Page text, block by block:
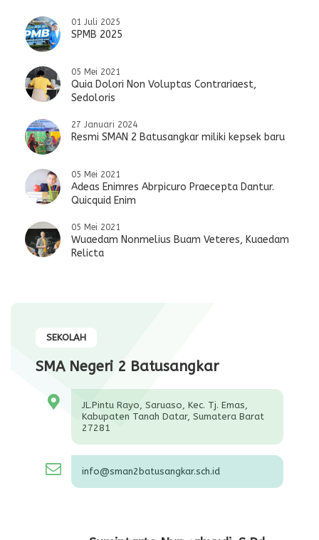
01 Juli 2025
SPMB 2025
05 Mei 2021
Quia Dolori Non Voluptas Contrariaest,
Sedoloris
27 Januari 2024
Resmi SMAN 2 Batusangkar miliki kepsek baru
05 Mei 2021
Adeas Enimres Abrpicuro Praecepta Dantur.
Quicquid Enim
05 Mei 2021
Wuaedam Nonmelius Buam Veteres, Kuaedam
Relicta
SEKOLAH
SMA Negeri 2 Batusangkar
JL.Pintu Rayo, Saruaso, Kec. Tj. Emas,
Kabupaten Tanah Datar, Sumatera Barat
27281
info@sman2batusangkar.sch.id